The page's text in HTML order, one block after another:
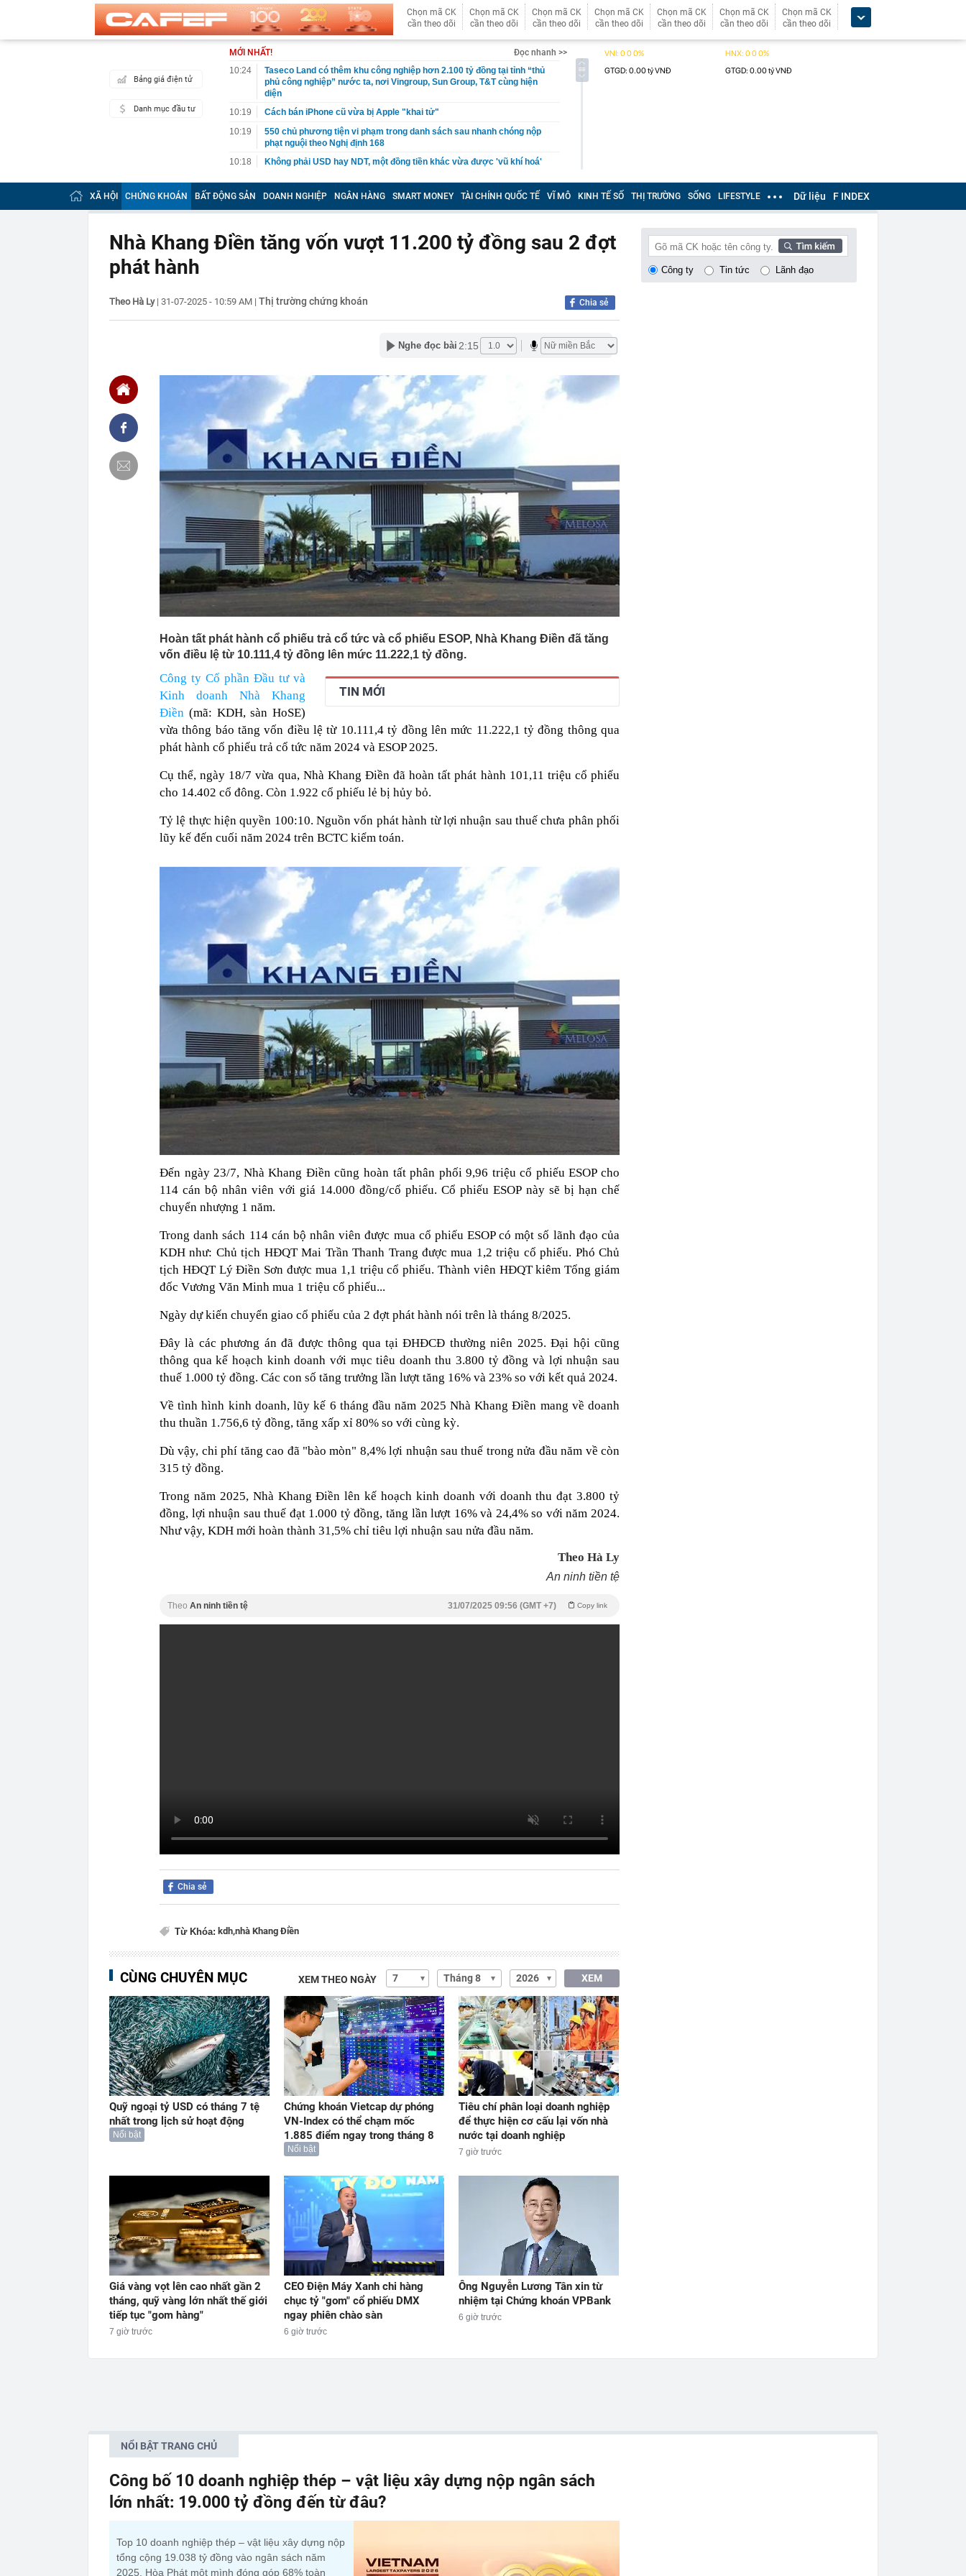
Chọn mã CK
cần theo dõi
Chọn mã CK
cần theo dõi
Chọn mã CK
cần theo dõi
Chọn mã CK
cần theo dõi
Chọn mã CK
cần theo dõi
Chọn mã CK
cần theo dõi
Chọn mã CK
cần theo dõi
Bảng giá điện tử
Danh mục đầu tư
MỚI NHẤT!
Đọc nhanh >>
10:24
Taseco Land có thêm khu công nghiệp hơn 2.100 tỷ đồng tại tỉnh “thủ
phủ công nghiệp” nước ta, nơi Vingroup, Sun Group, T&T cùng hiện
diện
10:19
Cách bán iPhone cũ vừa bị Apple "khai tử"
10:19
550 chủ phương tiện vi phạm trong danh sách sau nhanh chóng nộp
phạt nguội theo Nghị định 168
10:18
Không phải USD hay NDT, một đồng tiền khác vừa được 'vũ khí hoá'
10:16
Cận cảnh cụm chung cư phố cổ Hà Nội được đề xuất cải tạo thành cao
ốc 21 tầng
10:13
Phát hiện cọc tiền buộc dây chun nhiều mệnh giá 500k, 200k… ở đoạn
thẳng trụ sở công an trình báo
Lời khuyên cho 3 con giáp cần thận trọng nhất tháng 7 Âm lịch
chuẩn đét, thành phẩm đẹp vượt sức tưởng tượng
10:03
Giá bạc thỏi, bạc miếng sáng ngày 7/8 tại Ancarat, DOJI, Bảo Tín Mạnh
Tiêu chí phân loại doanh nghiệp để thực hiện cơ cấu lại vốn nhà nước
10:01
Giá bạc vượt 61 USD/ounce, chuyên gia dự báo 'thời của bạc' sắp tới
Nga đang phát triển vắc-xin mới điều trị 3 bệnh ung thư nguy hiểm
09:59
Giá vàng vọt lên cao nhất gần 2 tháng, quỹ vàng lớn nhất thế giới tiếp
tục "gom hàng"
09:59
Nhà phố 100 m2 của nghệ sĩ Quang Minh và bà xã Tăng Khánh Chi
09:57
Mỹ nhân ghê gớm nhất Hoa Cỏ May sau 25 năm: Nhan sắc thăng hạng
sau biến cố, đẹp hơn thời mới vào nghề
Đang thu gom rác, người phụ nữ bất ngờ nhặt được tờ vé số trúng 31
tỷ đồng và cái kết
09:52
Có nên rút tiền mặt từ thẻ tín dụng?
09:52
Khám xét, bắt Phùng Hồng Huệ SN 1998 và 11 người liên quan 120 tỷ
đồng tiền bán thuốc sinh lý nam
09:49
Giá vàng miếng, vàng nhẫn ngày 7/8 tại SJC, Bảo Tín Mạnh Hải, Bảo
Tín Minh Châu, DOJI, Phú Quý,... đồng loạt giảm
XÃ HỘI CHỨNG KHOÁN BẤT ĐỘNG SẢN DOANH NGHIỆP NGÂN HÀNG SMART MONEY TÀI CHÍNH QUỐC TẾ VĨ MÔ KINH TẾ SỐ THỊ TRƯỜNG SỐNG LIFESTYLE Dữ liệu F INDEX
Nhà Khang Điền tăng vốn vượt 11.200 tỷ đồng sau 2 đợt
phát hành
Theo Hà Ly| 31-07-2025 - 10:59 AM | Thị trường chứng khoán Chia sẻ
Nghe đọc bài 2:15
Hoàn tất phát hành cổ phiếu trả cổ tức và cổ phiếu ESOP, Nhà Khang Điền đã tăng
vốn điều lệ từ 10.111,4 tỷ đồng lên mức 11.222,1 tỷ đồng.
TIN MỚI
Công ty Cổ phần Đầu tư và
Kinh doanh Nhà Khang
Điền (mã: KDH, sàn HoSE)
vừa thông báo tăng vốn điều lệ từ 10.111,4 tỷ đồng lên mức 11.222,1 tỷ đồng thông qua
phát hành cổ phiếu trả cổ tức năm 2024 và ESOP 2025.
Cụ thể, ngày 18/7 vừa qua, Nhà Khang Điền đã hoàn tất phát hành 101,11 triệu cổ phiếu
cho 14.402 cổ đông. Còn 1.922 cổ phiếu lẻ bị hủy bỏ.
Tỷ lệ thực hiện quyền 100:10. Nguồn vốn phát hành từ lợi nhuận sau thuế chưa phân phối
lũy kế đến cuối năm 2024 trên BCTC kiểm toán.
Đến ngày 23/7, Nhà Khang Điền cũng hoàn tất phân phối 9,96 triệu cổ phiếu ESOP cho
114 cán bộ nhân viên với giá 14.000 đồng/cổ phiếu. Cổ phiếu ESOP này sẽ bị hạn chế
chuyển nhượng 1 năm.
Trong danh sách 114 cán bộ nhân viên được mua cổ phiếu ESOP có một số lãnh đạo của
KDH như: Chủ tịch HĐQT Mai Trần Thanh Trang được mua 1,2 triệu cổ phiếu. Phó Chủ
tịch HĐQT Lý Điền Sơn được mua 1,1 triệu cổ phiếu. Thành viên HĐQT kiêm Tổng giám
đốc Vương Văn Minh mua 1 triệu cổ phiếu...
Ngày dự kiến chuyển giao cổ phiếu của 2 đợt phát hành nói trên là tháng 8/2025.
Đây là các phương án đã được thông qua tại ĐHĐCĐ thường niên 2025. Đại hội cũng
thông qua kế hoạch kinh doanh với mục tiêu doanh thu 3.800 tỷ đồng và lợi nhuận sau
thuế 1.000 tỷ đồng. Các con số tăng trưởng lần lượt tăng 16% và 23% so với kết quả 2024.
Về tình hình kinh doanh, lũy kế 6 tháng đầu năm 2025 Nhà Khang Điền mang về doanh
thu thuần 1.756,6 tỷ đồng, tăng xấp xỉ 80% so với cùng kỳ.
Dù vậy, chi phí tăng cao đã "bào mòn" 8,4% lợi nhuận sau thuế trong nửa đầu năm về còn
315 tỷ đồng.
Trong năm 2025, Nhà Khang Điền lên kế hoạch kinh doanh với doanh thu đạt 3.800 tỷ
đồng, lợi nhuận sau thuế đạt 1.000 tỷ đồng, tăng lần lượt 16% và 24,4% so với năm 2024.
Như vậy, KDH mới hoàn thành 31,5% chỉ tiêu lợi nhuận sau nửa đầu năm.
Theo Hà Ly
An ninh tiền tệ
Theo An ninh tiền tệ Copy link
31/07/2025 09:56 (GMT +7)
Chia sẻ
Từ Khóa: kdh,nhà Khang Điền
CÙNG CHUYÊN MỤC XEM THEO NGÀY XEM
Quỹ ngoại tỷ USD có tháng 7 tệ
nhất trong lịch sử hoạt động
Nổi bật
Chứng khoán Vietcap dự phóng
VN-Index có thể chạm mốc
1.885 điểm ngay trong tháng 8
Nổi bật
Tiêu chí phân loại doanh nghiệp
để thực hiện cơ cấu lại vốn nhà
nước tại doanh nghiệp
7 giờ trước
Giá vàng vọt lên cao nhất gần 2
tháng, quỹ vàng lớn nhất thế giới
tiếp tục "gom hàng"
7 giờ trước
CEO Điện Máy Xanh chi hàng
chục tỷ "gom" cổ phiếu DMX
ngay phiên chào sàn
6 giờ trước
Ông Nguyễn Lương Tân xin từ
nhiệm tại Chứng khoán VPBank
6 giờ trước
Công ty Tin tức Lãnh đạo
NỔI BẬT TRANG CHỦ
Công bố 10 doanh nghiệp thép – vật liệu xây dựng nộp ngân sách
lớn nhất: 19.000 tỷ đồng đến từ đâu?
Top 10 doanh nghiệp thép – vật liệu xây dựng nộp
tổng cộng 19.038 tỷ đồng vào ngân sách năm
2025. Hòa Phát một mình đóng góp 68% toàn